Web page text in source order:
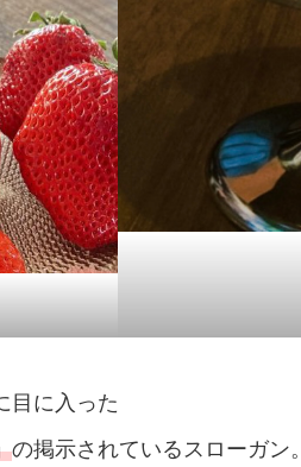
目に入った
の掲示されているスローガン。